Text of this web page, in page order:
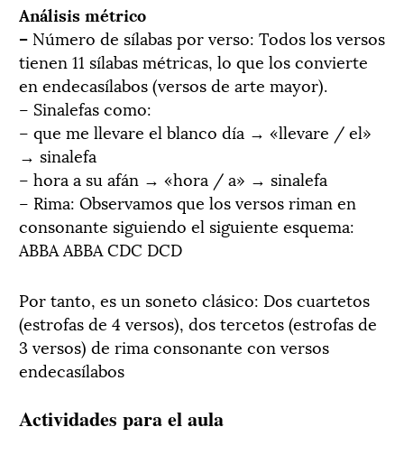
Análisis métrico
– Número de sílabas por verso: Todos los versos
tienen 11 sílabas métricas, lo que los convierte
en endecasílabos (versos de arte mayor).
– Sinalefas como:
– que me llevare el blanco día → «llevare / el»
→ sinalefa
– hora a su afán → «hora / a» → sinalefa
– Rima: Observamos que los versos riman en
consonante siguiendo el siguiente esquema:
ABBA ABBA CDC DCD
Por tanto, es un soneto clásico: Dos cuartetos
(estrofas de 4 versos), dos tercetos (estrofas de
3 versos) de rima consonante con versos
endecasílabos
Actividades para el aula